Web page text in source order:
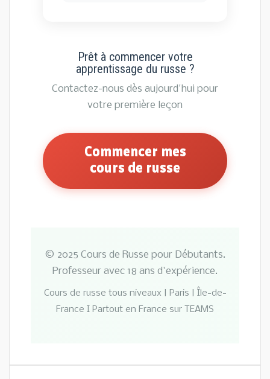
Prêt à commencer votre
apprentissage du russe ?
Contactez-nous dès aujourd'hui pour
votre première leçon
Commencer mes
cours de russe
© 2025 Cours de Russe pour Débutants.
Professeur avec 18 ans d'expérience.
Cours de russe tous niveaux | Paris | Île-de-
France I Partout en France sur TEAMS